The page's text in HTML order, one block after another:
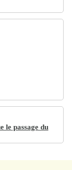
le passage du